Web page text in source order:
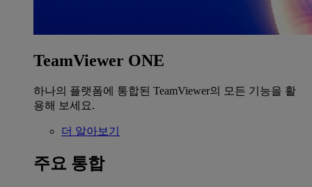
TeamViewer ONE
하나의 플랫폼에 통합된 TeamViewer의 모든 기능을 활
용해 보세요.
더 알아보기
주요 통합